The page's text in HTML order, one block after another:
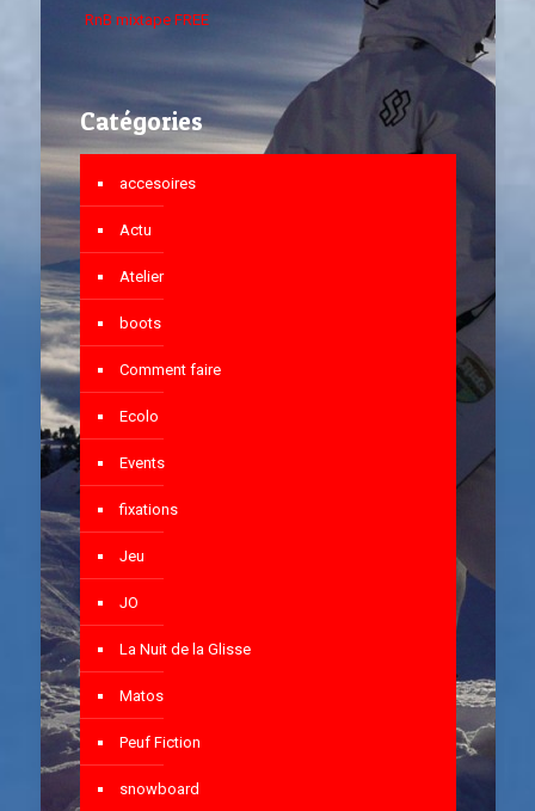
RnB mixtape FREE
Catégories
accesoires
Actu
Atelier
boots
Comment faire
Ecolo
Events
fixations
Jeu
JO
La Nuit de la Glisse
Matos
Peuf Fiction
snowboard